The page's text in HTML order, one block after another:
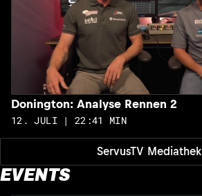
ServusTV Mediathek
Donington: Analyse Rennen 2
12. JULI | 22:41 MIN
EVENTS